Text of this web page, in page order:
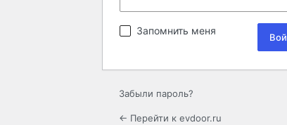
Запомнить меня
Забыли пароль?
← Перейти к evdoor.ru